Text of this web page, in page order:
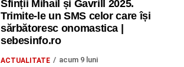
Sfinții Mihail și Gavrill 2025.
Trimite-le un SMS celor care își
sărbătoresc onomastica |
sebesinfo.ro
ACTUALITATE acum 9 luni